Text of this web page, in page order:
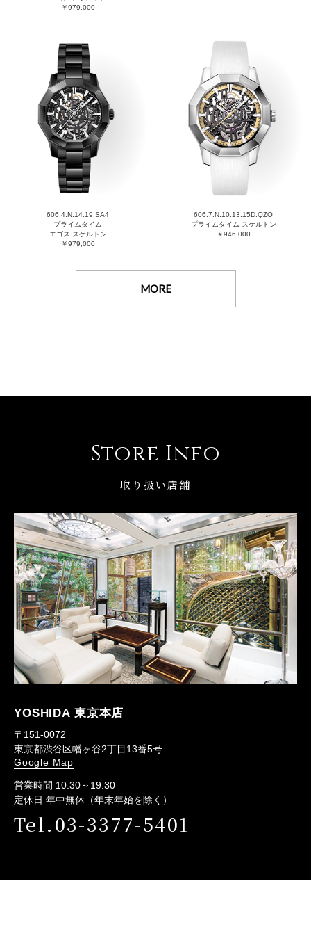
￥979,000
606.4.N.14.19.SA4
プライムタイム
エゴス スケルトン
￥979,000
606.7.N.10.13.15D.QZO
プライムタイム スケルトン
￥946,000
MORE
Store Info
取り扱い店舗
YOSHIDA 東京本店
〒151-0072
東京都渋谷区幡ヶ谷2丁目13番5号
Google Map
営業時間 10:30～19:30
定休日 年中無休（年末年始を除く）
Tel.03-3377-5401